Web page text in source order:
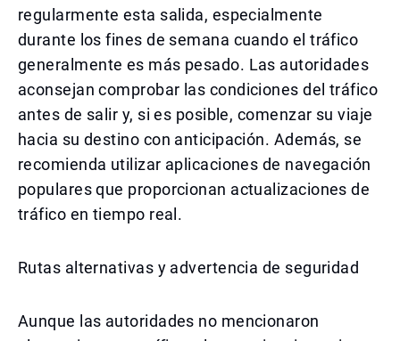
regularmente esta salida, especialmente
durante los fines de semana cuando el tráfico
generalmente es más pesado. Las autoridades
aconsejan comprobar las condiciones del tráfico
antes de salir y, si es posible, comenzar su viaje
hacia su destino con anticipación. Además, se
recomienda utilizar aplicaciones de navegación
populares que proporcionan actualizaciones de
tráfico en tiempo real.
Rutas alternativas y advertencia de seguridad
Aunque las autoridades no mencionaron